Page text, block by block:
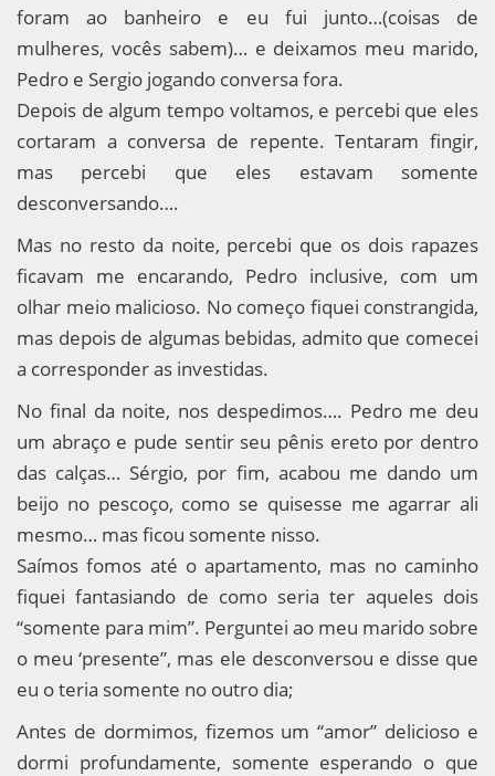
foram ao banheiro e eu fui junto…(coisas de
mulheres, vocês sabem)… e deixamos meu marido,
Pedro e Sergio jogando conversa fora.
Depois de algum tempo voltamos, e percebi que eles
cortaram a conversa de repente. Tentaram fingir,
mas percebi que eles estavam somente
desconversando….
Mas no resto da noite, percebi que os dois rapazes
ficavam me encarando, Pedro inclusive, com um
olhar meio malicioso. No começo fiquei constrangida,
mas depois de algumas bebidas, admito que comecei
a corresponder as investidas.
No final da noite, nos despedimos…. Pedro me deu
um abraço e pude sentir seu pênis ereto por dentro
das calças… Sérgio, por fim, acabou me dando um
beijo no pescoço, como se quisesse me agarrar ali
mesmo… mas ficou somente nisso.
Saímos fomos até o apartamento, mas no caminho
fiquei fantasiando de como seria ter aqueles dois
“somente para mim”. Perguntei ao meu marido sobre
o meu ‘presente”, mas ele desconversou e disse que
eu o teria somente no outro dia;
Antes de dormimos, fizemos um “amor” delicioso e
dormi profundamente, somente esperando o que